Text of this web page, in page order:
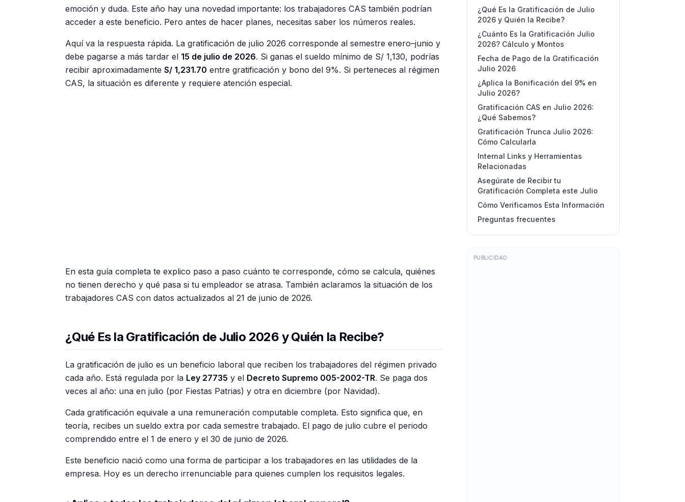
emoción y duda. Este año hay una novedad importante: los trabajadores CAS también podrían
acceder a este beneficio. Pero antes de hacer planes, necesitas saber los números reales.
Aquí va la respuesta rápida. La gratificación de julio 2026 corresponde al semestre enero–junio y
debe pagarse a más tardar el 15 de julio de 2026. Si ganas el sueldo mínimo de S/ 1,130, podrías
recibir aproximadamente S/ 1,231.70 entre gratificación y bono del 9%. Si perteneces al régimen
CAS, la situación es diferente y requiere atención especial.
En esta guía completa te explico paso a paso cuánto te corresponde, cómo se calcula, quiénes
no tienen derecho y qué pasa si tu empleador se atrasa. También aclaramos la situación de los
trabajadores CAS con datos actualizados al 21 de junio de 2026.
¿Qué Es la Gratificación de Julio 2026 y Quién la Recibe?
La gratificación de julio es un beneficio laboral que reciben los trabajadores del régimen privado
cada año. Está regulada por la Ley 27735 y el Decreto Supremo 005-2002-TR. Se paga dos
veces al año: una en julio (por Fiestas Patrias) y otra en diciembre (por Navidad).
Cada gratificación equivale a una remuneración computable completa. Esto significa que, en
teoría, recibes un sueldo extra por cada semestre trabajado. El pago de julio cubre el periodo
comprendido entre el 1 de enero y el 30 de junio de 2026.
Este beneficio nació como una forma de participar a los trabajadores en las utilidades de la
empresa. Hoy es un derecho irrenunciable para quienes cumplen los requisitos legales.
¿Qué Es la Gratificación de Julio
2026 y Quién la Recibe?
¿Cuánto Es la Gratificación Julio
2026? Cálculo y Montos
Fecha de Pago de la Gratificación
Julio 2026
¿Aplica la Bonificación del 9% en
Julio 2026?
Gratificación CAS en Julio 2026:
¿Qué Sabemos?
Gratificación Trunca Julio 2026:
Cómo Calcularla
Internal Links y Herramientas
Relacionadas
Asegúrate de Recibir tu
Gratificación Completa este Julio
Cómo Verificamos Esta Información
Preguntas frecuentes
Publicidad
PUBLICIDAD